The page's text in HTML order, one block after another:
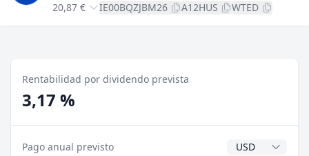
20,87 € IE00BQZJBM26 A12HUS WTED
Rentabilidad por dividendo prevista
3,17 %
Pago anual previsto Divisa del